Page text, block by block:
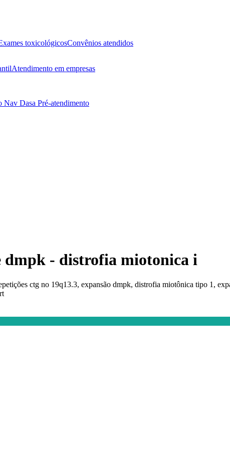
toxicológicosConvênios atendidos
Atendimento em empresas
Nav Dasa Pré-atendimento
dmpk - distrofia miotonica i
ctg no 19q13.3, expansão dmpk, distrofia miotônica tipo 1,